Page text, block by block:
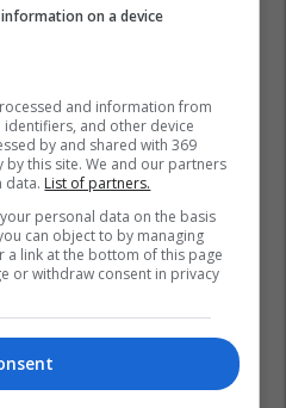
on a device
and information from
and other device
by and shared with 369
this site. We and our partners
data. List of partners.
personal data on the basis
can object to by managing
link at the bottom of this page
or withdraw consent in privacy